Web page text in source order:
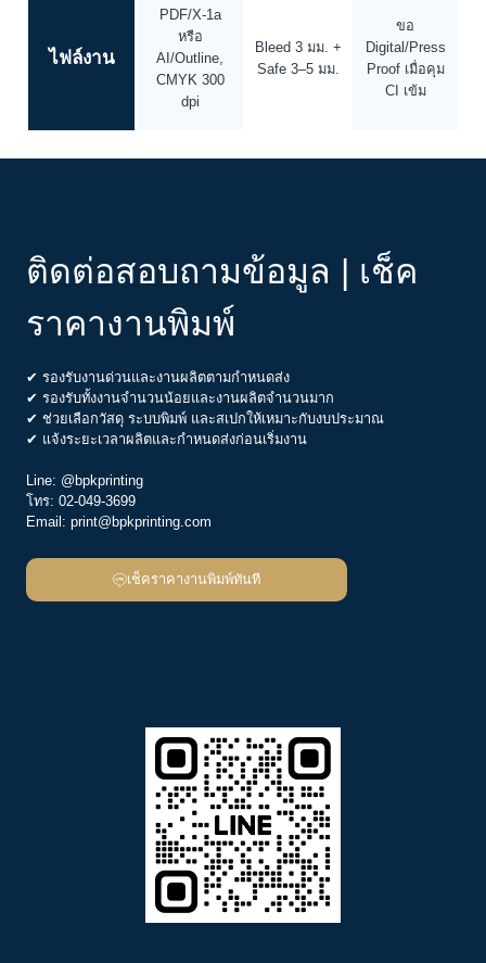
ไฟล์งาน
PDF/X-1a
หรือ
AI/Outline,
CMYK 300
dpi
Bleed 3 มม. +
Safe 3–5 มม.
ขอ
Digital/Press
Proof เมื่อคุม
CI เข้ม
ติดต่อสอบถามข้อมูล | เช็ค
ราคางานพิมพ์
✔ รองรับงานด่วนและงานผลิตตามกำหนดส่ง
✔ รองรับทั้งงานจำนวนน้อยและงานผลิตจำนวนมาก
✔ ช่วยเลือกวัสดุ ระบบพิมพ์ และสเปกให้เหมาะกับงบประมาณ
✔ แจ้งระยะเวลาผลิตและกำหนดส่งก่อนเริ่มงาน
Line: @bpkprinting
โทร: 02-049-3699
Email: print@bpkprinting.com
เช็คราคางานพิมพ์ทันที